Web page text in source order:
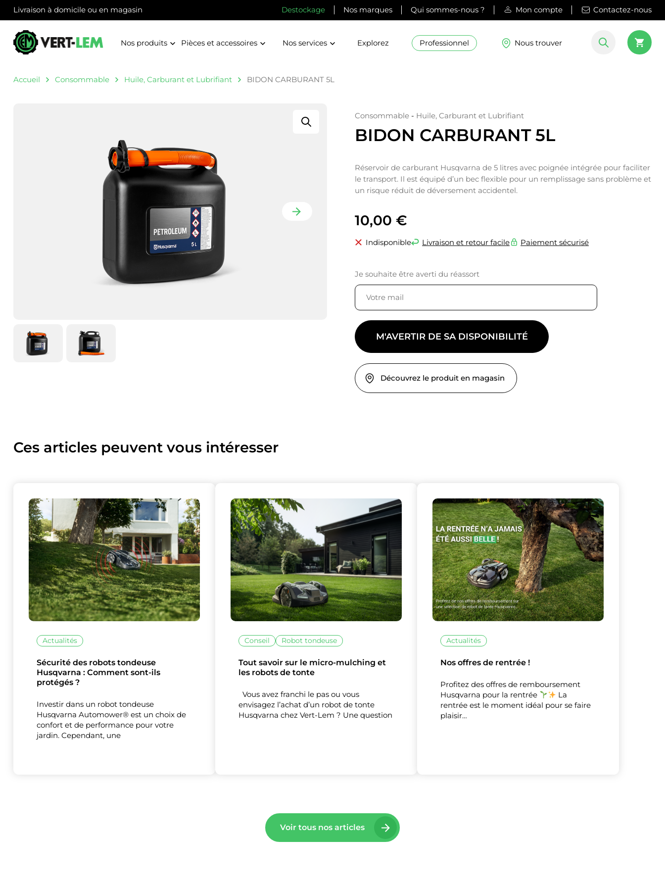
Ce site utilise des cookies et vous donne le contrôle sur ceux que
vous souhaitez activer
XMasquer le bandeau
Livraison à domicile ou en magasin Destockage Nos marques Qui sommes-nous ? Mon compte Contactez-nous
Nos produits Pièces et accessoires Nos services Explorez Professionnel Nous trouver
Accueil Consommable Huile, Carburant et Lubrifiant BIDON CARBURANT 5L
Consommable - Huile, Carburant et Lubrifiant
BIDON CARBURANT 5L
Réservoir de carburant Husqvarna de 5 litres avec poignée intégrée pour faciliter
le transport. Il est équipé d’un bec flexible pour un remplissage sans problème et
un risque réduit de déversement accidentel.
10,00 €
Indisponible Livraison et retour facile Paiement sécurisé
Je souhaite être averti du réassort
M'AVERTIR DE SA DISPONIBILITÉ
Découvrez le produit en magasin
Ces articles peuvent vous intéresser
Actualités
Sécurité des robots tondeuse
Husqvarna : Comment sont-ils
protégés ?
Investir dans un robot tondeuse
Husqvarna Automower® est un choix de
confort et de performance pour votre
jardin. Cependant, une
Conseil Robot tondeuse
Tout savoir sur le micro-mulching et
les robots de tonte
Vous avez franchi le pas ou vous
envisagez l’achat d’un robot de tonte
Husqvarna chez Vert-Lem ? Une question
Actualités
Nos offres de rentrée !
Profitez des offres de remboursement
Husqvarna pour la rentrée
La
rentrée est le moment idéal pour se faire
plaisir…
Voir tous nos articles